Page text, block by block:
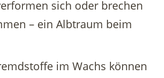
sich oder brechen
– ein Albtraum beim
im Wachs können